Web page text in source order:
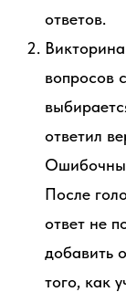
ответов.
вопросов
ответил
После
ответ не
добавить
того, как